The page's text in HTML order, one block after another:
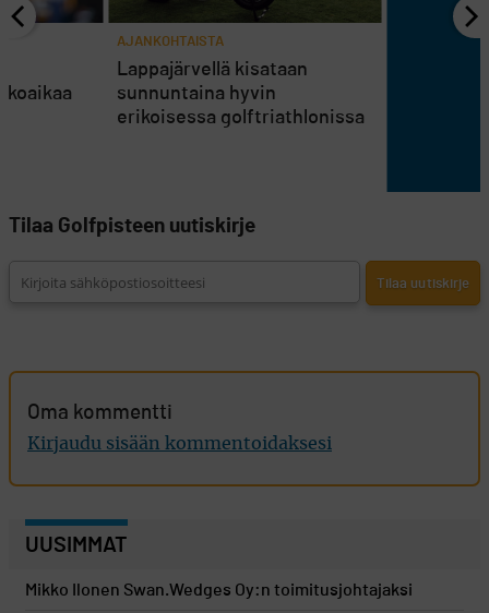
AJANKOHTAISTA
Lappajärvellä kisataan
sunnuntaina hyvin
erikoisessa golftriathlonissa
Tilaa Golfpisteen uutiskirje
Oma kommentti
Kirjaudu sisään kommentoidaksesi
UUSIMMAT
Mikko Ilonen Swan.Wedges Oy:n toimitusjohtajaksi